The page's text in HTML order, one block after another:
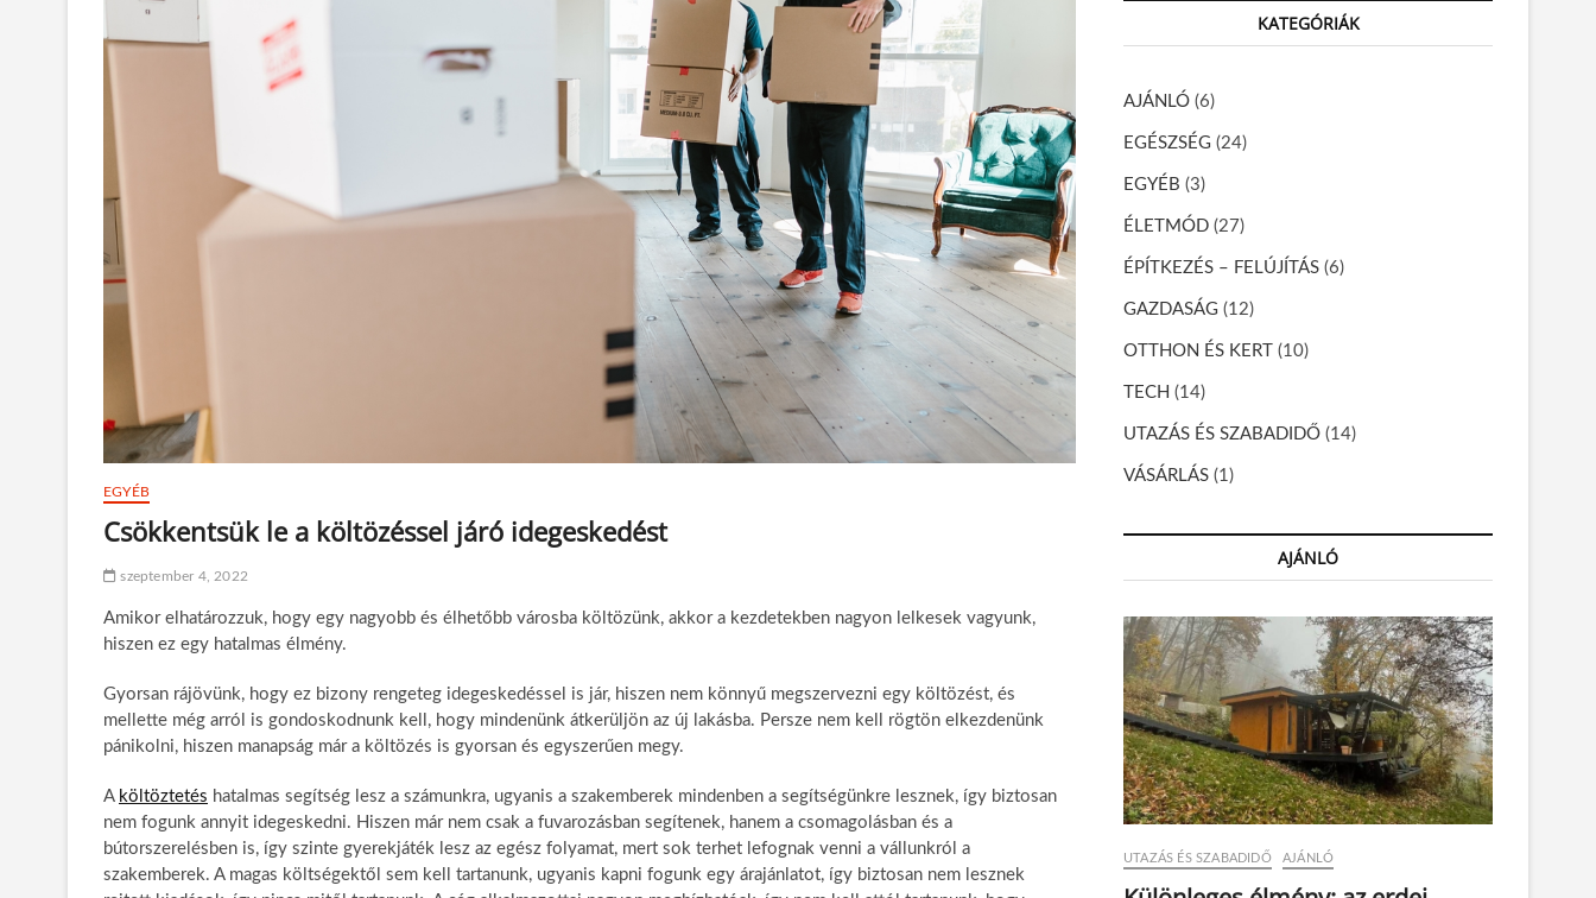
EGYÉB
Csökkentsük le a költözéssel járó idegeskedést
szeptember 4, 2022
Amikor elhatározzuk, hogy egy nagyobb és élhetőbb városba költözünk, akkor a kezdetekben nagyon lelkesek vagyunk,
hiszen ez egy hatalmas élmény.
Gyorsan rájövünk, hogy ez bizony rengeteg idegeskedéssel is jár, hiszen nem könnyű megszervezni egy költözést, és
mellette még arról is gondoskodnunk kell, hogy mindenünk átkerüljön az új lakásba. Persze nem kell rögtön elkezdenünk
pánikolni, hiszen manapság már a költözés is gyorsan és egyszerűen megy.
A költöztetés hatalmas segítség lesz a számunkra, ugyanis a szakemberek mindenben a segítségünkre lesznek, így biztosan
nem fogunk annyit idegeskedni. Hiszen már nem csak a fuvarozásban segítenek, hanem a csomagolásban és a
bútorszerelésben is, így szinte gyerekjáték lesz az egész folyamat, mert sok terhet lefognak venni a vállunkról a
szakemberek. A magas költségektől sem kell tartanunk, ugyanis kapni fogunk egy árajánlatot, így biztosan nem lesznek
r
KATEGÓRIÁK
AJÁNLÓ (6)
EGÉSZSÉG (24)
EGYÉB (3)
ÉLETMÓD (27)
ÉPÍTKEZÉS – FELÚJÍTÁS (6)
GAZDASÁG (12)
OTTHON ÉS KERT (10)
TECH (14)
UTAZÁS ÉS SZABADIDŐ (14)
VÁSÁRLÁS (1)
AJÁNLÓ
UTAZÁS ÉS SZABADIDŐ AJÁNLÓ